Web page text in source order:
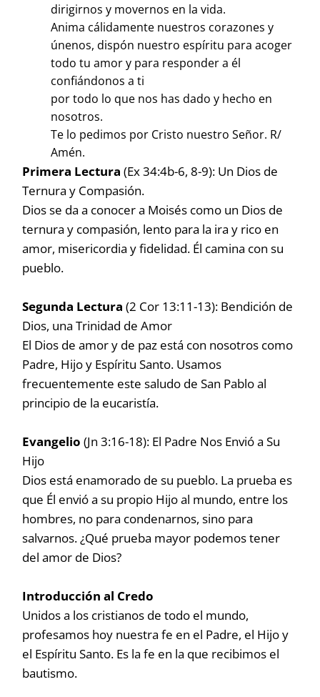
dirigirnos y movernos en la vida.
Anima cálidamente nuestros corazones y
únenos, dispón nuestro espíritu para acoger
todo tu amor y para responder a él
confiándonos a ti
por todo lo que nos has dado y hecho en
nosotros.
Te lo pedimos por Cristo nuestro Señor. R/
Amén.
Primera Lectura (Ex 34:4b-6, 8-9): Un Dios de
Ternura y Compasión.
Dios se da a conocer a Moisés como un Dios de
ternura y compasión, lento para la ira y rico en
amor, misericordia y fidelidad. Él camina con su
pueblo.
Segunda Lectura (2 Cor 13:11-13): Bendición de
Dios, una Trinidad de Amor
El Dios de amor y de paz está con nosotros como
Padre, Hijo y Espíritu Santo. Usamos
frecuentemente este saludo de San Pablo al
principio de la eucaristía.
Evangelio (Jn 3:16-18): El Padre Nos Envió a Su
Hijo
Dios está enamorado de su pueblo. La prueba es
que Él envió a su propio Hijo al mundo, entre los
hombres, no para condenarnos, sino para
salvarnos. ¿Qué prueba mayor podemos tener
del amor de Dios?
Introducción al Credo
Unidos a los cristianos de todo el mundo,
profesamos hoy nuestra fe en el Padre, el Hijo y
el Espíritu Santo. Es la fe en la que recibimos el
bautismo.